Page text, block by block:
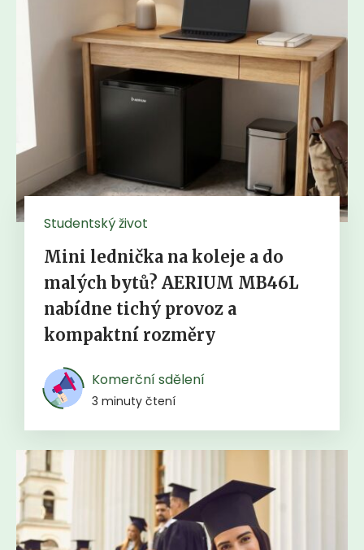
Studentský život
Mini lednička na koleje a do
malých bytů? AERIUM MB46L
nabídne tichý provoz a
kompaktní rozměry
Komerční sdělení
3 minuty čtení